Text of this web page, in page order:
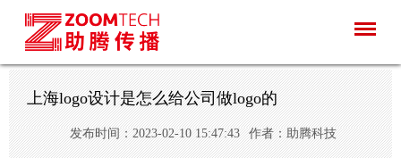
上海logo设计是怎么给公司做logo的
发布时间：2023-02-10 15:47:43 作者：助腾科技